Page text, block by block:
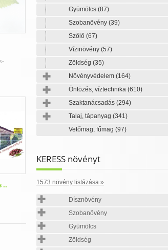
..
Gyümölcs (87)
Szobanövény (39)
Szőlő (67)
Vízinövény (57)
Zöldség (35)
Növényvédelem (164)
Öntözés, víztechnika (610)
Szaktanácsadás (294)
Talaj, tápanyag (341)
Vetőmag, fűmag (97)
KERESS növényt
1573 növény listázása »
Dísznövény
Szobanövény
Gyümölcs
Zöldség